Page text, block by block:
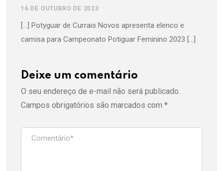
16 DE OUTUBRO DE 2023
[…] Potyguar de Currais Novos apresenta elenco e
camisa para Campeonato Potiguar Feminino 2023 […]
Deixe um comentário
O seu endereço de e-mail não será publicado.
Campos obrigatórios são marcados com *